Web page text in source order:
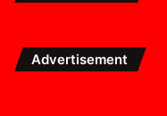
Advertisement